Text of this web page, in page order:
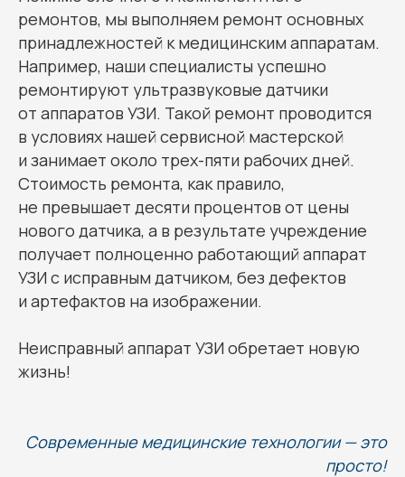
ремонтов, мы выполняем ремонт основных
принадлежностей к медицинским аппаратам.
Например, наши специалисты успешно
ремонтируют ультразвуковые датчики
от аппаратов УЗИ. Такой ремонт проводится
в условиях нашей сервисной мастерской
и занимает около трех-пяти рабочих дней.
Стоимость ремонта, как правило,
не превышает десяти процентов от цены
нового датчика, а в результате учреждение
получает полноценно работающий аппарат
УЗИ с исправным датчиком, без дефектов
и артефактов на изображении.
Неисправный аппарат УЗИ обретает новую
жизнь!
Современные медицинские технологии — это
просто!